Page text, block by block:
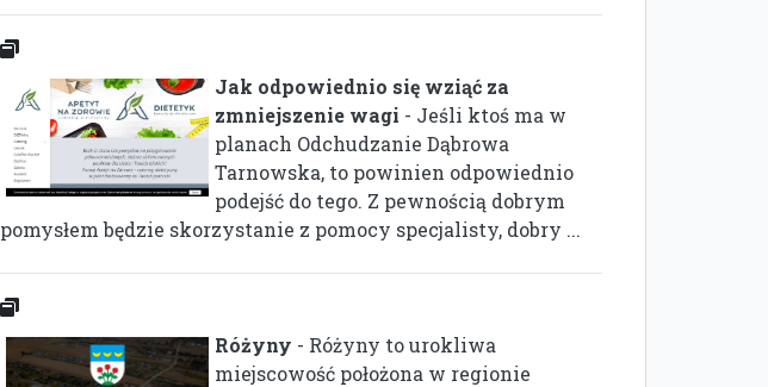
Jak odpowiednio się wziąć za
zmniejszenie wagi - Jeśli ktoś ma w
planach Odchudzanie Dąbrowa
Tarnowska, to powinien odpowiednio
podejść do tego. Z pewnością dobrym
pomysłem będzie skorzystanie z pomocy specjalisty, dobry ...
Różyny - Różyny to urokliwa
miejscowość położona w regionie